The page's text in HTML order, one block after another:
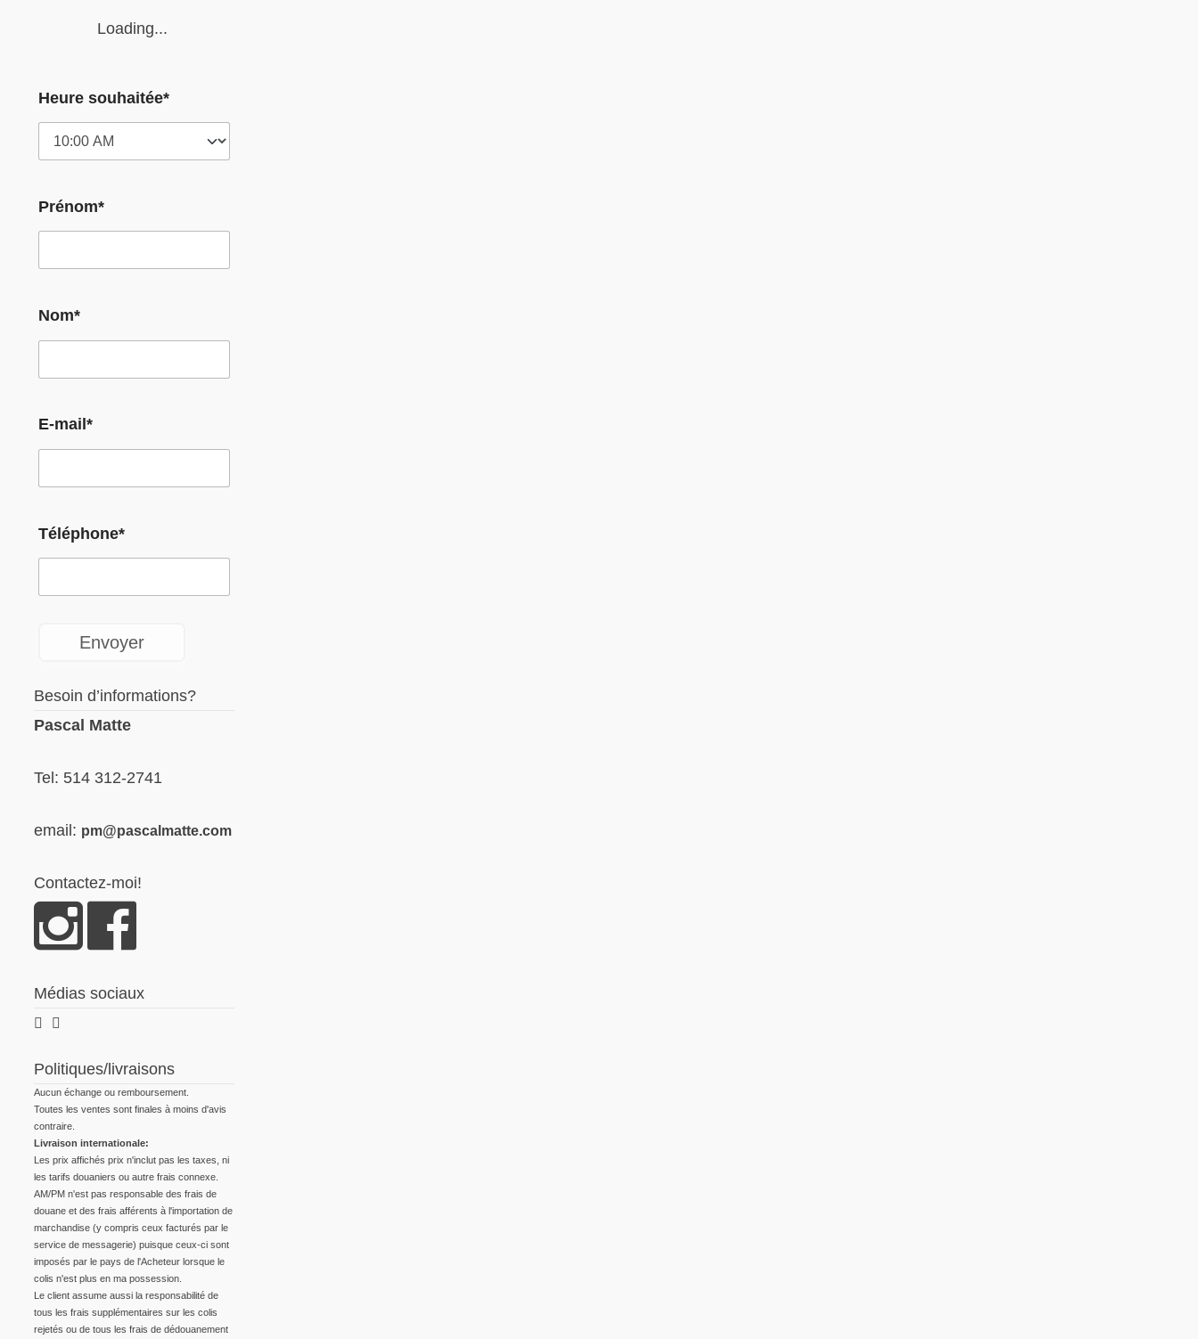
Loading...
Heure souhaitée*
Prénom*
Nom*
E-mail*
Téléphone*
Besoin d’informations?
Pascal Matte
Tel: 514 312-2741
email: pm@pascalmatte.com
Contactez-moi!
Médias sociaux
Politiques/livraisons
Aucun échange ou remboursement.
Toutes les ventes sont finales à moins d'avis
contraire.
Livraison internationale:
Les prix affichés prix n'inclut pas les taxes, ni
les tarifs douaniers ou autre frais connexe.
AM/PM n'est pas responsable des frais de
douane et des frais afférents à l'importation de
marchandise (y compris ceux facturés par le
service de messagerie) puisque ceux-ci sont
imposés par le pays de l'Acheteur lorsque le
colis n'est plus en ma possession.
Le client assume aussi la responsabilité de
tous les frais supplémentaires sur les colis
rejetés ou de tous les frais de dédouanement